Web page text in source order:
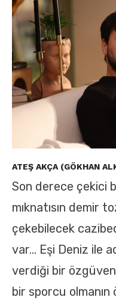
ATEŞ AKÇA (GÖKHAN
Son derece çekici
mıknatısın demir
çekebilecek
var… Eşi Deniz ile
verdiği bir
bir sporcu olmanın